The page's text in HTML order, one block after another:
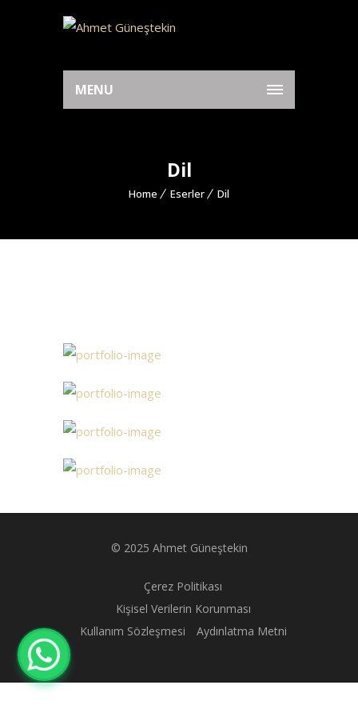
MENU
Dil
Home Eserler Dil
© 2025 Ahmet Güneştekin
Çerez Politikası
Kişisel Verilerin Korunması
Kullanım Sözleşmesi
Aydınlatma Metni